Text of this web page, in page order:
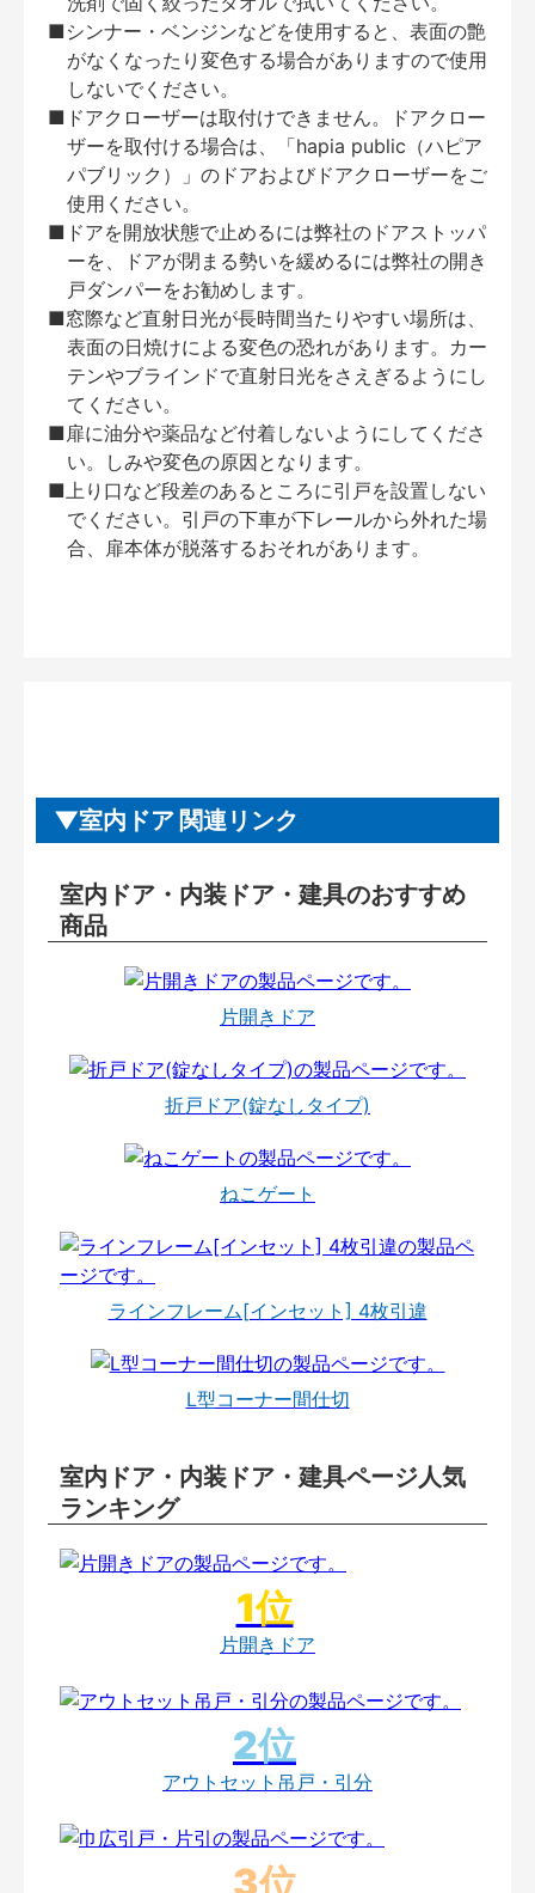
■シンナー・ベンジンなどを使用すると、表面の艶
がなくなったり変色する場合がありますので使用
しないでください。
■ドアクローザーは取付けできません。ドアクロー
ザーを取付ける場合は、「hapia public（ハピア
パブリック）」のドアおよびドアクローザーをご
使用ください。
■ドアを開放状態で止めるには弊社のドアストッパ
ーを、ドアが閉まる勢いを緩めるには弊社の開き
戸ダンパーをお勧めします。
■窓際など直射日光が長時間当たりやすい場所は、
表面の日焼けによる変色の恐れがあります。カー
テンやブラインドで直射日光をさえぎるようにし
てください。
■扉に油分や薬品など付着しないようにしてくださ
い。しみや変色の原因となります。
■上り口など段差のあるところに引戸を設置しない
でください。引戸の下車が下レールから外れた場
合、扉本体が脱落するおそれがあります。
室内ドア 関連リンク
室内ドア・内装ドア・建具のおすすめ
商品
片開きドア
折戸ドア(錠なしタイプ)
ねこゲート
ラインフレーム[インセット] 4枚引違
L型コーナー間仕切
室内ドア・内装ドア・建具ページ人気
ランキング
片開きドア
アウトセット吊戸・引分